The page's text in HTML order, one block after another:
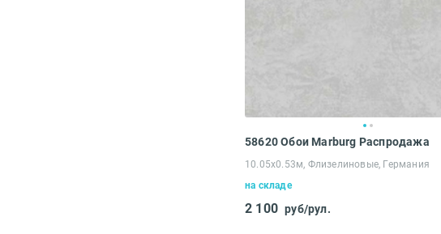
58620 Обои Marburg Распродажа
10.05х0.53м, Флизелиновые, Германия
на складе
2 100 руб/рул.